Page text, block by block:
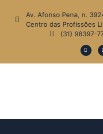
Av. Afonso Pena, n.
Centro das Profissões
(31) 98397-